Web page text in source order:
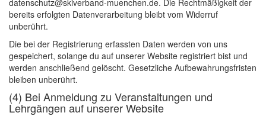
datenschutz@skiverband-muenchen.de. Die Rechtmäßigkeit der
bereits erfolgten Datenverarbeitung bleibt vom Widerruf
unberührt.
Die bei der Registrierung erfassten Daten werden von uns
gespeichert, solange du auf unserer Website registriert bist und
werden anschließend gelöscht. Gesetzliche Aufbewahrungsfristen
bleiben unberührt.
(4) Bei Anmeldung zu Veranstaltungen und
Lehrgängen auf unserer Website